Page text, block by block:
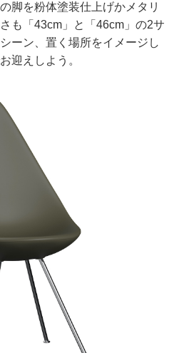
脚を粉体塗装仕上げかメタリ
も「43cm」と「46cm」の2サ
ーン、置く場所をイメージし
迎えしよう。